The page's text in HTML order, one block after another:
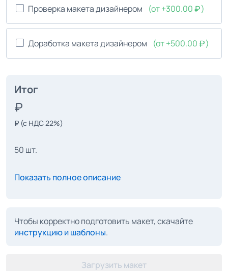
Проверка макета дизайнером (от +300.00 )
Доработка макета дизайнером (от +500.00 )
Итог
₽ (с НДС 22%)
50 шт.
Показать полное описание
Чтобы корректно подготовить макет, скачайте
инструкцию и шаблоны.
Загрузить макет